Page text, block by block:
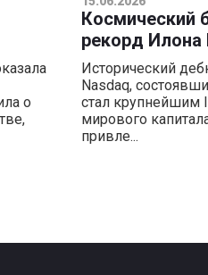
о
Космический
рекорд Илона
Исторический
Nasdaq,
стал крупнейшим
мирового
привле...